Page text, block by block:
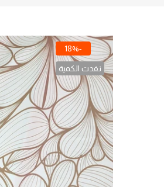
-18%
نفدت الكمية